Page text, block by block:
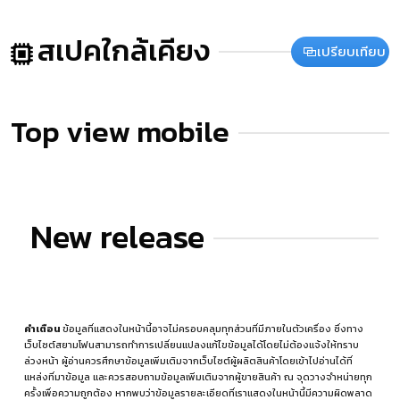
สเปคใกล้เคียง เปรียบเทียบ
Top view mobile
New release
คำเตือนข้อมูลที่แสดงในหน้านี้อาจไม่ครอบคลุมทุกส่วนที่มีภายในตัวเครื่อง ซึ่งทาง
เว็บไซต์สยามโฟนสามารถทำการเปลี่ยนแปลงแก้ไขข้อมูลได้โดยไม่ต้องแจ้งให้ทราบ
ล่วงหน้า ผู้อ่านควรศึกษาข้อมูลเพิ่มเติมจากเว็บไซต์ผู้ผลิตสินค้าโดยเข้าไปอ่านได้ที่
แหล่งที่มาข้อมูล และควรสอบถามข้อมูลเพิ่มเติมจากผู้ขายสินค้า ณ จุดวางจำหน่ายทุก
ครั้งเพื่อความถูกต้อง หากพบว่าข้อมูลรายละเอียดที่เราแสดงในหน้านี้มีความผิดพลาด